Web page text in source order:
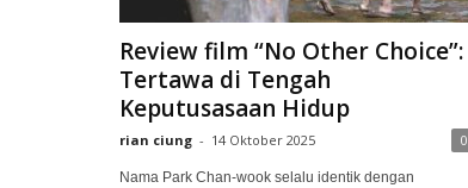
Review film “No Other Choice”:
Tertawa di Tengah
Keputusasaan Hidup
rian ciung - 14 Oktober 2025 0
Nama Park Chan-wook selalu identik dengan